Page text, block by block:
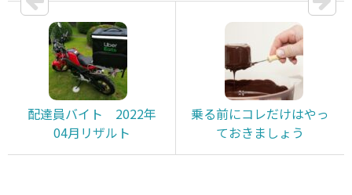
配達員バイト 2022年
04月リザルト
乗る前にコレだけはやっ
ておきましょう